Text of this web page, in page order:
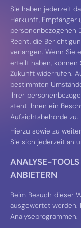
Sie haben jederzeit
Herkunft, Empfänger
personenbezogenen
Recht, die
verlangen. Wenn Sie
erteilt haben, können
Zukunft widerrufen.
bestimmten
Ihrer
steht Ihnen ein
Aufsichtsbehörde zu.
Hierzu sowie zu
Sie sich jederzeit an
ANALYSE-
ANBIETERN
Beim Besuch dieser
ausgewertet werden.
Analyseprogrammen.